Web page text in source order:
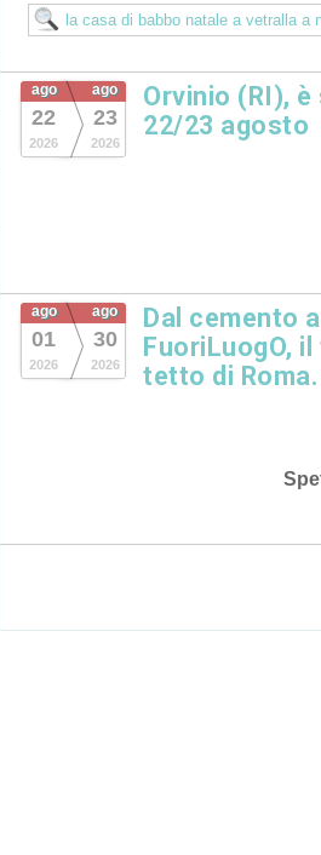
ago
22
2026
ago
23
2026
Orvinio (RI),
22/23 agosto
ago
01
2026
ago
30
2026
Dal cemento
FuoriLuogO,
tetto di Roma.